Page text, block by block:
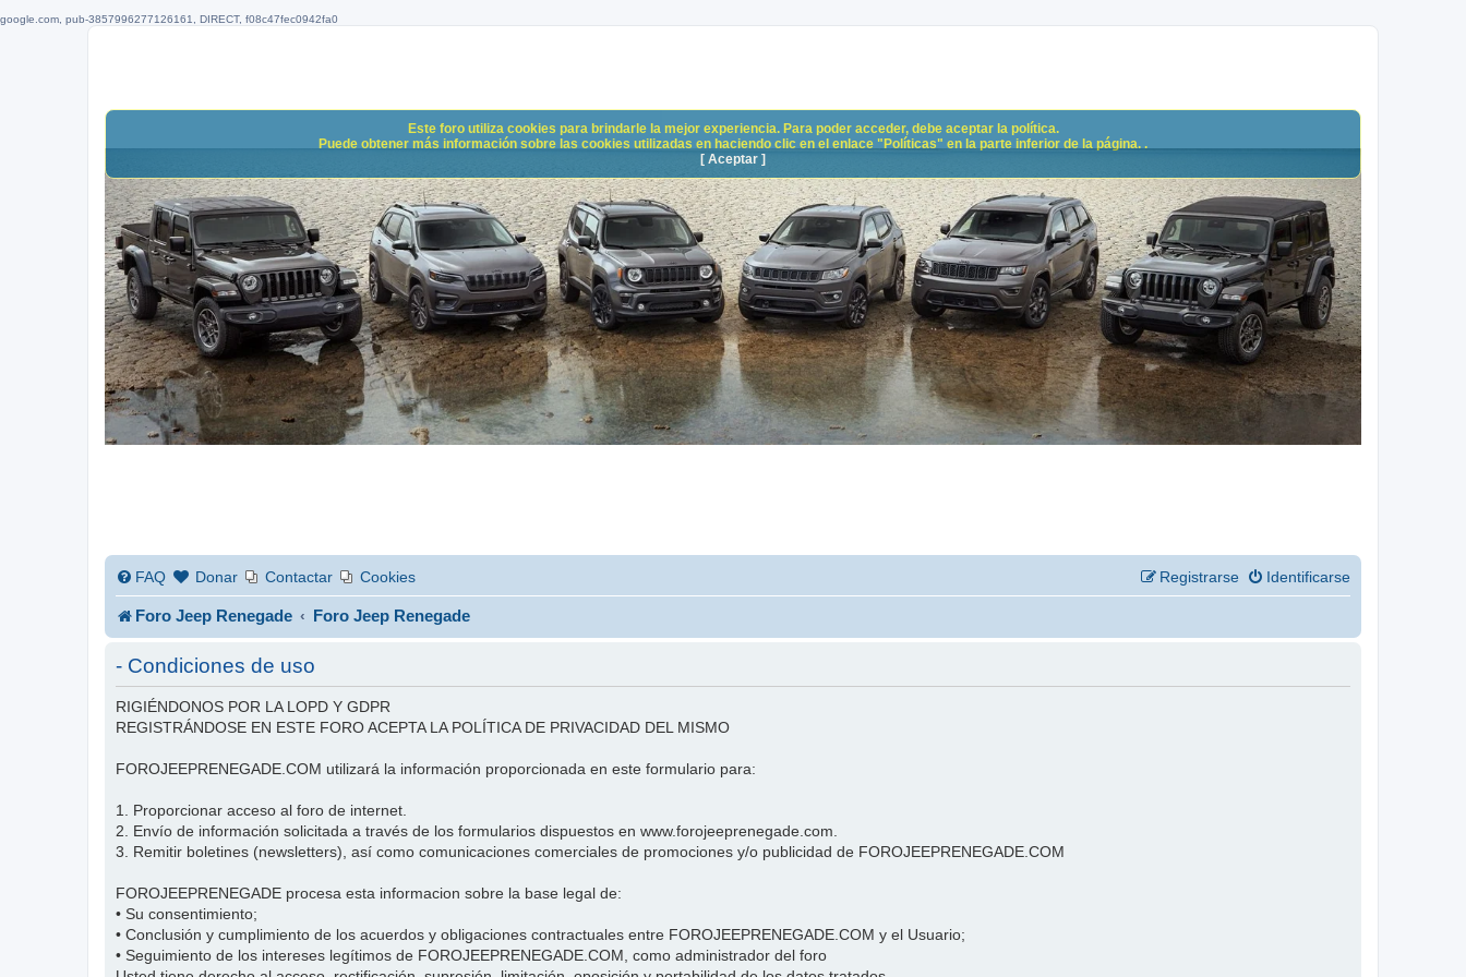
google.com, pub-3857996277126161, DIRECT, f08c47fec0942fa0
FAQ Donar Contactar Cookies Identificarse
Registrarse
Foro Jeep Renegade Foro Jeep Renegade
- Condiciones de uso
RIGIÉNDONOS POR LA LOPD Y GDPR
REGISTRÁNDOSE EN ESTE FORO ACEPTA LA POLÍTICA DE PRIVACIDAD DEL MISMO
FOROJEEPRENEGADE.COM utilizará la información proporcionada en este formulario para:
1. Proporcionar acceso al foro de internet.
2. Envío de información solicitada a través de los formularios dispuestos en www.forojeeprenegade.com.
3. Remitir boletines (newsletters), así como comunicaciones comerciales de promociones y/o publicidad de FOROJEEPRENEGADE.COM
FOROJEEPRENEGADE procesa esta informacion sobre la base legal de:
• Su consentimiento;
• Conclusión y cumplimiento de los acuerdos y obligaciones contractuales entre FOROJEEPRENEGADE.COM y el Usuario;
• Seguimiento de los intereses legítimos de FOROJEEPRENEGADE.COM, como administrador del foro
Este foro utiliza cookies para brindarle la mejor experiencia. Para poder acceder, debe aceptar la política.
Puede obtener más información sobre las cookies utilizadas en haciendo clic en el enlace "Políticas" en la parte inferior de la página. .
[ Aceptar ]